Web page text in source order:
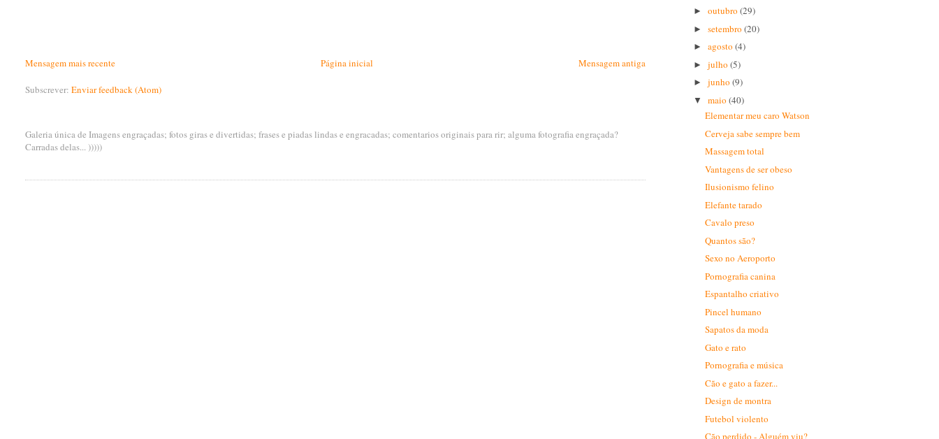
Mensagem mais recente Mensagem antiga
Página inicial
Subscrever:Enviar feedback (Atom)
Galeria única de Imagens engraçadas; fotos giras e divertidas; frases e piadas lindas e engracadas; comentarios originais para rir; alguma fotografia engraçada?
Carradas delas... )))))
►outubro(29)
►setembro(20)
►agosto(4)
►julho(5)
►junho(9)
▼maio(40)
Elementar meu caro Watson
Cerveja sabe sempre bem
Massagem total
Vantagens de ser obeso
Ilusionismo felino
Elefante tarado
Cavalo preso
Quantos são?
Sexo no Aeroporto
Pornografia canina
Espantalho criativo
Pincel humano
Sapatos da moda
Gato e rato
Pornografia e música
Cão e gato a fazer...
Design de montra
Futebol violento
Cão perdido - Alguém viu?